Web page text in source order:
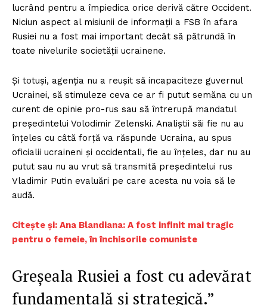
lucrând pentru a împiedica orice derivă către Occident.
Niciun aspect al misiunii de informații a FSB în afara
Rusiei nu a fost mai important decât să pătrundă în
toate nivelurile societății ucrainene.
Și totuși, agenția nu a reușit să incapaciteze guvernul
Ucrainei, să stimuleze ceva ce ar fi putut semăna cu un
curent de opinie pro-rus sau să întrerupă mandatul
președintelui Volodimir Zelenski. Analiștii săi fie nu au
înțeles cu câtă forță va răspunde Ucraina, au spus
oficialii ucraineni și occidentali, fie au înțeles, dar nu au
putut sau nu au vrut să transmită președintelui rus
Vladimir Putin evaluări pe care acesta nu voia să le
audă.
Citește și: Ana Blandiana: A fost infinit mai tragic
pentru o femeie, în închisorile comuniste
Greșeala Rusiei a fost cu adevărat
fundamentală și strategică.”